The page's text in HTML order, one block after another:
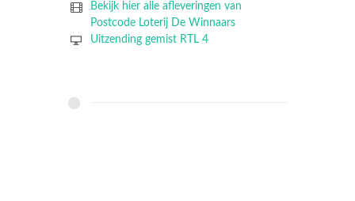
Bekijk hier alle afleveringen van
Postcode Loterij De Winnaars
Uitzending gemist RTL 4